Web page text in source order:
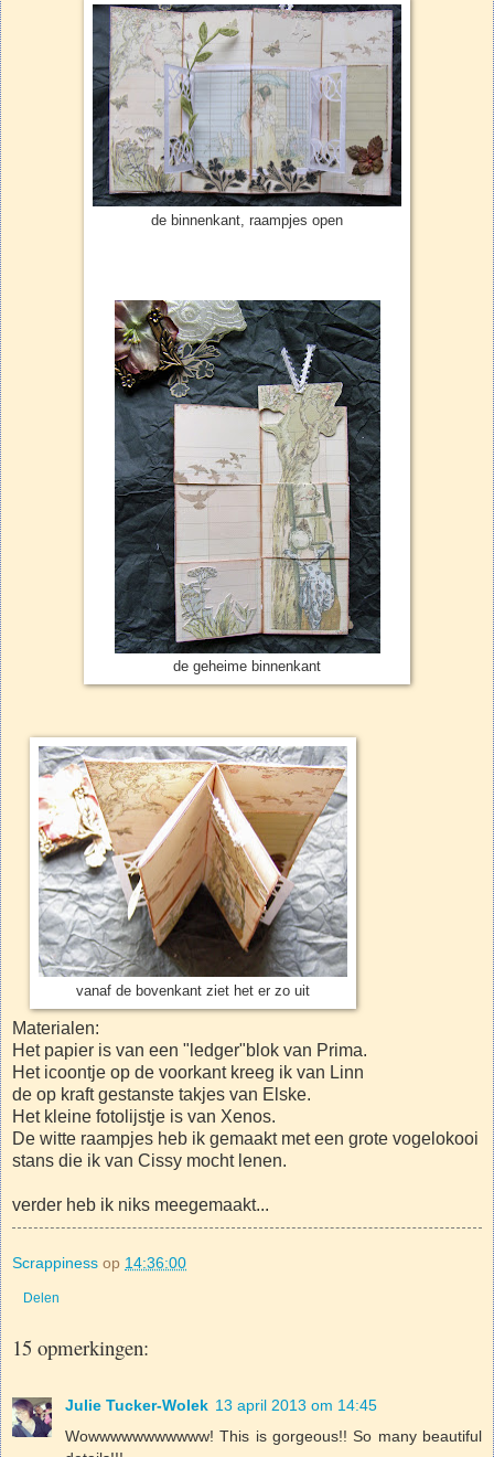
de binnenkant, raampjes open
de geheime binnenkant
vanaf de bovenkant ziet het er zo uit
Materialen:
Het papier is van een "ledger"blok van Prima.
Het icoontje op de voorkant kreeg ik van Linn
de op kraft gestanste takjes van Elske.
Het kleine fotolijstje is van Xenos.
De witte raampjes heb ik gemaakt met een grote vogelokooi
stans die ik van Cissy mocht lenen.
verder heb ik niks meegemaakt...
Scrappiness op 14:36:00
Delen
15 opmerkingen:
Julie Tucker-Wolek 13 april 2013 om 14:45
Wowwwwwwwwwww! This is gorgeous!! So many beautiful